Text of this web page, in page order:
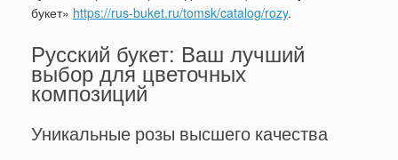
букет» https://rus-buket.ru/tomsk/catalog/rozy.
Русский букет: Ваш лучший
выбор для цветочных
композиций
Уникальные розы высшего качества